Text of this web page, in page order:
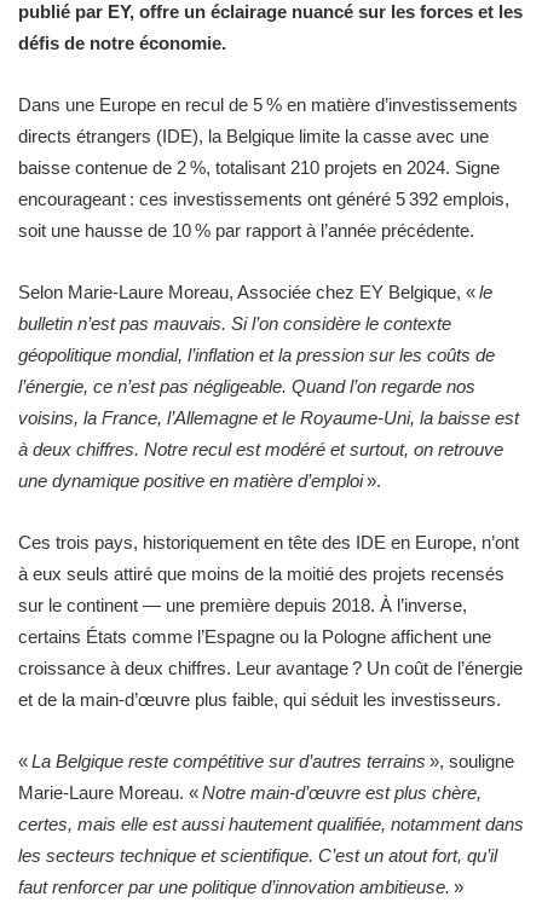
publié par EY, offre un éclairage nuancé sur les forces et les
défis de notre économie.
Dans une Europe en recul de 5 % en matière d’investissements
directs étrangers (IDE), la Belgique limite la casse avec une
baisse contenue de 2 %, totalisant 210 projets en 2024. Signe
encourageant : ces investissements ont généré 5 392 emplois,
soit une hausse de 10 % par rapport à l’année précédente.
Selon Marie-Laure Moreau, Associée chez EY Belgique, «le
bulletin n’est pas mauvais. Si l’on considère le contexte
géopolitique mondial, l’inflation et la pression sur les coûts de
l’énergie, ce n’est pas négligeable. Quand l’on regarde nos
voisins, la France, l’Allemagne et le Royaume-Uni, la baisse est
à deux chiffres. Notre recul est modéré et surtout, on retrouve
une dynamique positive en matière d’emploi».
Ces trois pays, historiquement en tête des IDE en Europe, n’ont
à eux seuls attiré que moins de la moitié des projets recensés
sur le continent — une première depuis 2018. À l’inverse,
certains États comme l’Espagne ou la Pologne affichent une
croissance à deux chiffres. Leur avantage ? Un coût de l’énergie
et de la main-d’œuvre plus faible, qui séduit les investisseurs.
«La Belgique reste compétitive sur d’autres terrains », souligne
Marie-Laure Moreau. «Notre main-d’œuvre est plus chère,
certes, mais elle est aussi hautement qualifiée, notamment dans
les secteurs technique et scientifique. C’est un atout fort, qu’il
faut renforcer par une politique d’innovation ambitieuse. »